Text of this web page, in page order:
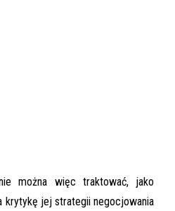
można więc traktować, jako
krytykę jej strategii negocjowania